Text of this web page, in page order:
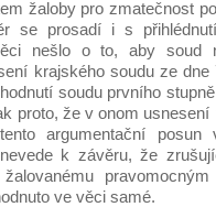
žaloby pro zmatečnost
se prosadí i s
nešlo o to, aby soud
krajského soudu ze dne
soudu prvního
proto, že v onom
argumentační
k závěru, že
pravomocným
ve věci samé.